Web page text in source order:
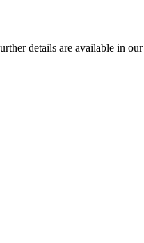
details are available in our